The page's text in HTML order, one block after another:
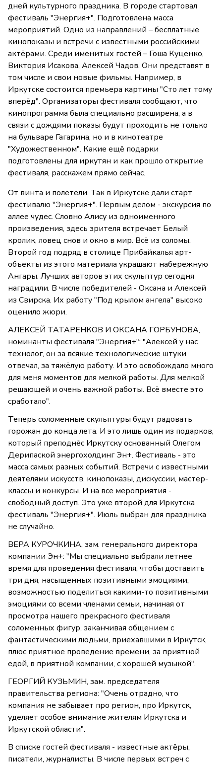
дней культурного праздника. В городе стартовал
фестиваль "Энергия+". Подготовлена масса
мероприятий. Одно из направлений – бесплатные
кинопоказы и встречи с известными российскими
актёрами. Среди именитых гостей – Гоша Куценко,
Виктория Исакова, Алексей Чадов. Они представят в
том числе и свои новые фильмы. Например, в
Иркутске состоится премьера картины "Сто лет тому
вперёд". Организаторы фестиваля сообщают, что
кинопрограмма была специально расширена, а в
связи с дождями показы будут проходить не только
на бульваре Гагарина, но и в кинотеатре
"Художественном". Какие ещё подарки
подготовлены для иркутян и как прошло открытие
фестиваля, расскажем прямо сейчас.
От винта и полетели. Так в Иркутске дали старт
фестивалю "Энергия+". Первым делом - экскурсия по
аллее чудес. Словно Алису из одноименного
произведения, здесь зрителя встречает Белый
кролик, ловец снов и окно в мир. Всё из соломы.
Второй год подряд в столице Прибайкалья арт-
объекты из этого материала украшают набережную
Ангары. Лучших авторов этих скульптур сегодня
наградили. В числе победителей - Оксана и Алексей
из Свирска. Их работу "Под крылом ангела" высоко
оценило жюри.
АЛЕКСЕЙ ТАТАРЕНКОВ И ОКСАНА ГОРБУНОВА,
номинанты фестиваля "Энергия+": "Алексей у нас
технолог, он за всякие технологические штуки
отвечал, за тяжёлую работу. И это освобождало много
для меня моментов для мелкой работы. Для мелкой
решающей и очень важной работы. Всё вместе это
сработало".
Теперь соломенные скульптуры будут радовать
горожан до конца лета. И это лишь один из подарков,
который преподнёс Иркутску основанный Олегом
Дерипаской энергохолдинг Эн+. Фестиваль - это
масса самых разных событий. Встречи с известными
деятелями искусств, кинопоказы, дискуссии, мастер-
классы и конкурсы. И на все мероприятия -
свободный доступ. Это уже второй для Иркутска
фестиваль "Энергия+". Июль выбран для праздника
не случайно.
ВЕРА КУРОЧКИНА, зам. генерального директора
компании Эн+: "Мы специально выбрали летнее
время для проведения фестиваля, чтобы доставить
три дня, насыщенных позитивными эмоциями,
возможностью поделиться какими-то позитивными
эмоциями со всеми членами семьи, начиная от
просмотра нашего прекрасного фестиваля
соломенных фигур, заканчивая общением с
фантастическими людьми, приехавшими в Иркутск,
плюс приятное проведение времени, за приятной
едой, в приятной компании, с хорошей музыкой".
ГЕОРГИЙ КУЗЬМИН, зам. председателя
правительства региона: "Очень отрадно, что
компания не забывает про регион, про Иркутск,
уделяет особое внимание жителям Иркутска и
Иркутской области".
В списке гостей фестиваля - известные актёры,
писатели, журналисты. В числе первых встреч с